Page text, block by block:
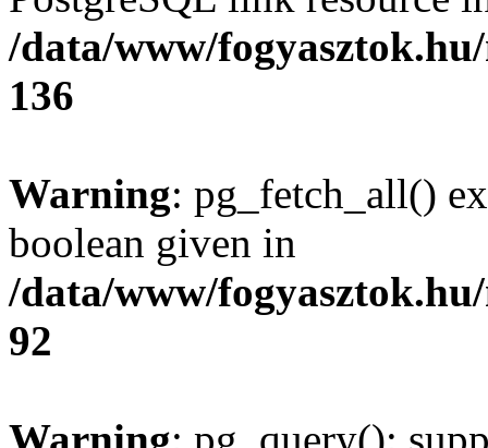
/data/www/
136
Warning: pg_fetch_all()
boolean given in
/data/www/
92